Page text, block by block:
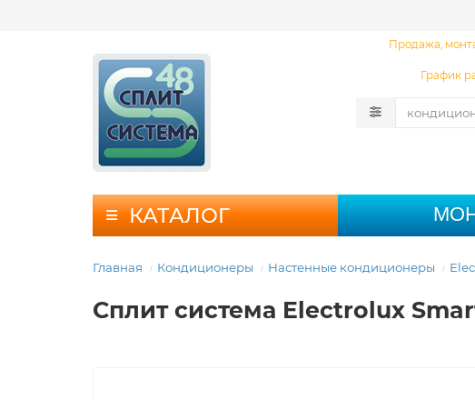
Продажа,
График
КАТАЛОГ
Главная Кондиционеры Настенные кондиционеры
Сплит система Electrolux